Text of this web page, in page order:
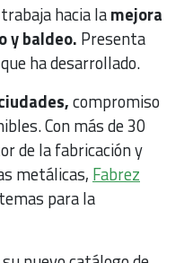
trabaja hacia lamejora
y baldeo. Presenta
ha desarrollado.
compromiso
Con más de 30
de la fabricación y
metálicas, Fabrez
para la